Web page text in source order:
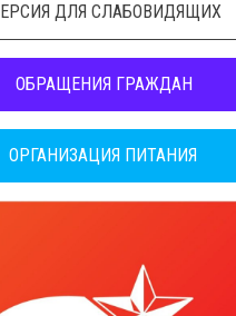
ДЛЯ СЛАБОВИДЯЩИХ
ОБРАЩЕНИЯ ГРАЖДАН
ОРГАНИЗАЦИЯ ПИТАНИЯ